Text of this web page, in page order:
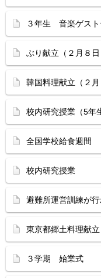
３年生 音楽ゲスト
ぶり献立（２月８日
韓国料理献立（２月
校内研究授業（5年
全国学校給食週間
校内研究授業
避難所運営訓練が
東京都郷土料理献立
３学期 始業式